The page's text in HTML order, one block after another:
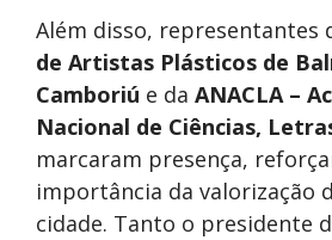
Além disso, representantes
de Artistas Plásticos de
Camboriú e da ANACLA –
Nacional de Ciências,
marcaram presença,
importância da valorização
cidade. Tanto o presidente